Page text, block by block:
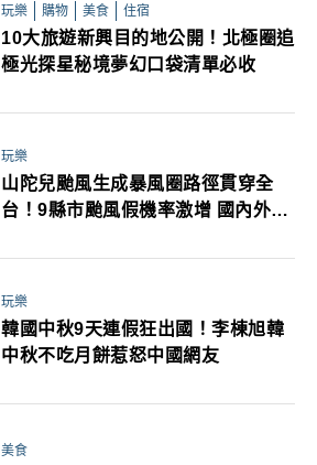
玩樂 購物 美食 住宿
10大旅遊新興目的地公開！北極圈追
極光探星秘境夢幻口袋清單必收
玩樂
山陀兒颱風生成暴風圈路徑貫穿全
台！9縣市颱風假機率激增 國內外旅
玩樂
韓國中秋9天連假狂出國！李棟旭韓
中秋不吃月餅惹怒中國網友
美食